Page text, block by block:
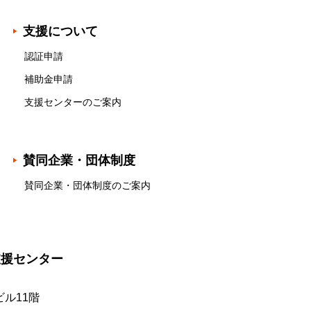
支援について
認証申請
補助金申請
支援センターのご案内
賛同企業・団体制度
賛同企業・団体制度のご案内
センター
ル11階